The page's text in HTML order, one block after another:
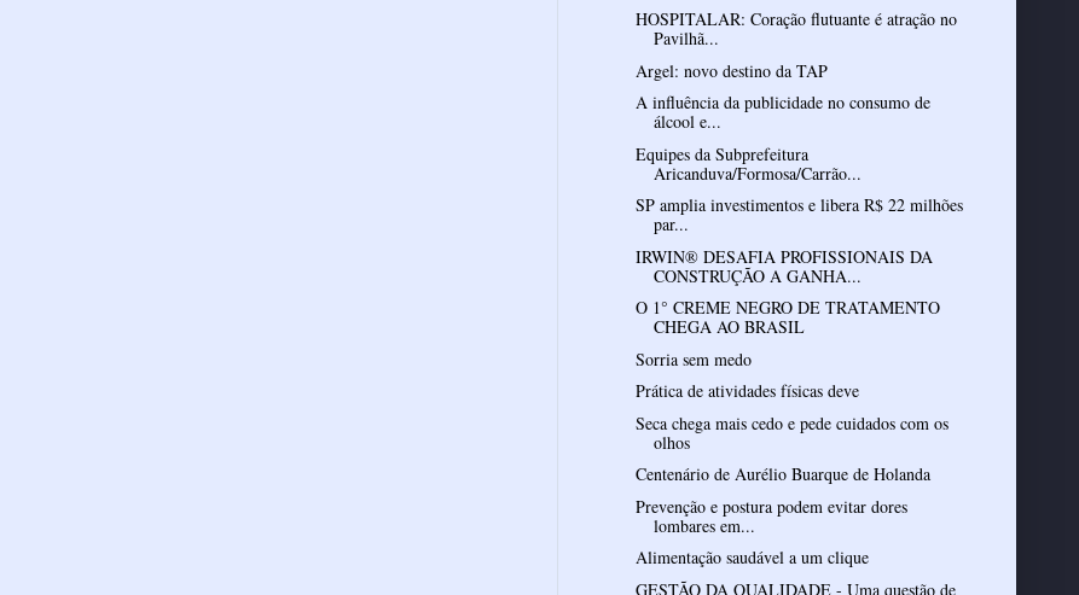
HOSPITALAR: Coração flutuante é atração no
Pavilhã...
Argel: novo destino da TAP
A influência da publicidade no consumo de
álcool e...
Equipes da Subprefeitura
Aricanduva/Formosa/Carrão...
SP amplia investimentos e libera R$ 22 milhões
par...
IRWIN® DESAFIA PROFISSIONAIS DA
CONSTRUÇÃO A GANHA...
O 1° CREME NEGRO DE TRATAMENTO
CHEGA AO BRASIL
Sorria sem medo
Prática de atividades físicas deve
Seca chega mais cedo e pede cuidados com os
olhos
Centenário de Aurélio Buarque de Holanda
Prevenção e postura podem evitar dores
lombares em...
Alimentação saudável a um clique
GESTÃO DA QUALIDADE - Uma questão de